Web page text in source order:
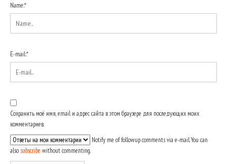
Name:*
E-mail:*
Сохранить моё имя, email и адрес сайта в этом браузере для последующих моих
комментариев.
Notify me of followup comments via e-mail. You can
also subscribe without commenting.